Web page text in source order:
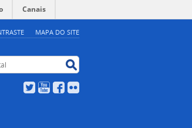
MAPA DO SITE
Canais
TwitterYouTubeFacebook